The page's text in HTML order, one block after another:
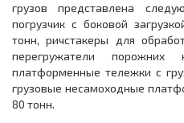
грузов представлена
погрузчик с боковой
тонн, ричстакеры для
перегружатели
платформенные тележки с
грузовые несамоходные
80 тонн.